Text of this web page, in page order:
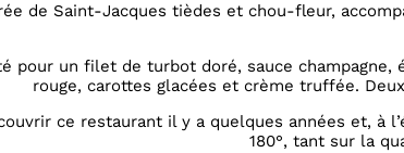
de Saint-Jacques tièdes et chou-fleur,
pour un filet de turbot doré, sauce
rouge, carottes glacées et crème truffée.
ce restaurant il y a quelques années et,
180°, tant sur la